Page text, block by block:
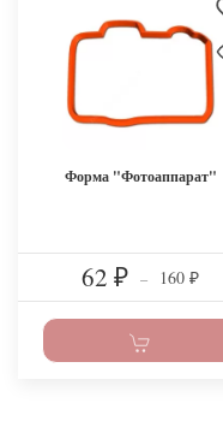
Форма "Фотоаппарат"
62 ₽ – 160 ₽